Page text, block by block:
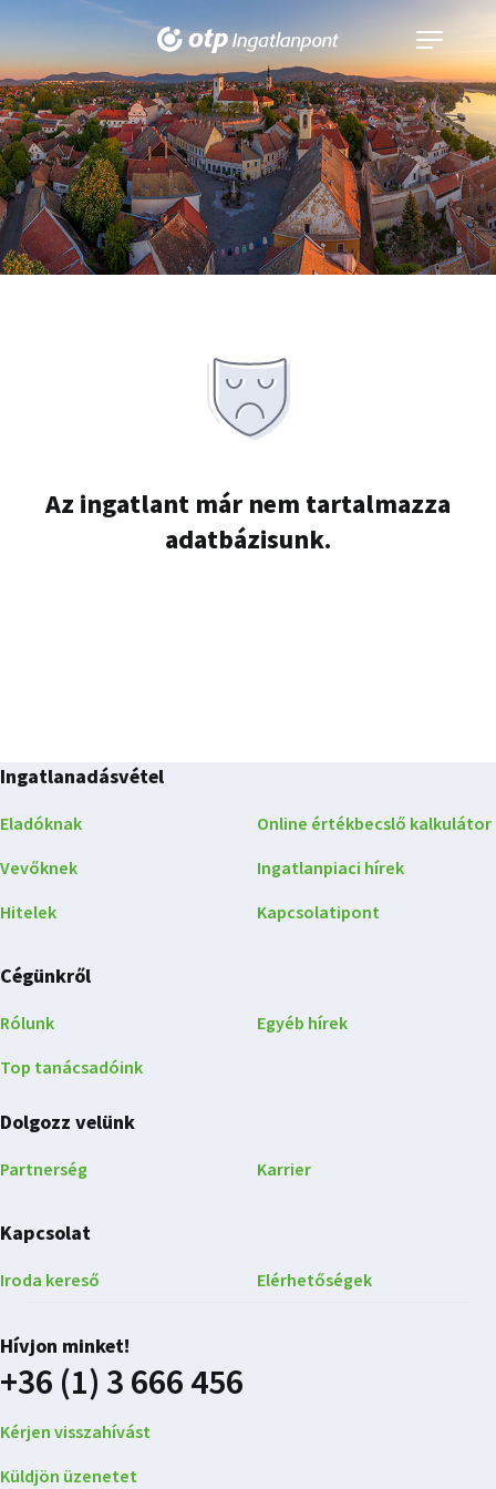
Navigáció
kinyitása
Az ingatlant már nem tartalmazza
adatbázisunk.
Ingatlanadásvétel
Eladóknak
Vevőknek
Hitelek
Online értékbecslő kalkulátor
Ingatlanpiaci hírek
Kapcsolatipont
Cégünkről
Rólunk
Top tanácsadóink
Egyéb hírek
Dolgozz velünk
Partnerség Karrier
Kapcsolat
Iroda kereső Elérhetőségek
Hívjon minket!
+36 (1) 3 666 456
Kérjen visszahívást
Küldjön üzenetet